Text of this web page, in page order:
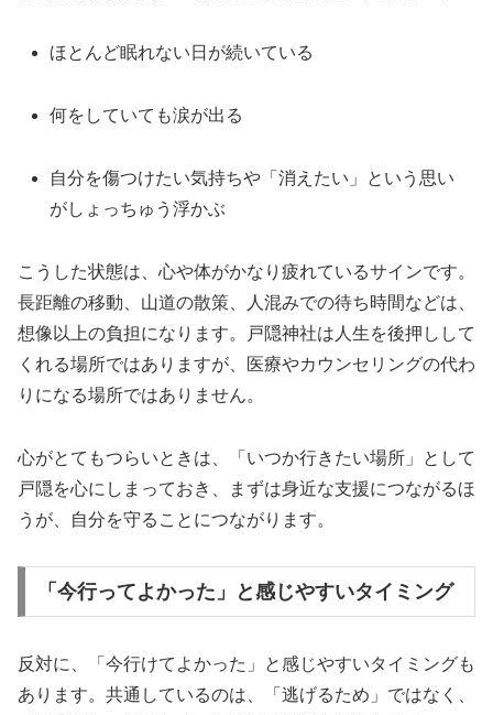
ほとんど眠れない日が続いている
何をしていても涙が出る
自分を傷つけたい気持ちや「消えたい」という思い
がしょっちゅう浮かぶ
こうした状態は、心や体がかなり疲れているサインです。
長距離の移動、山道の散策、人混みでの待ち時間などは、
想像以上の負担になります。戸隠神社は人生を後押しして
くれる場所ではありますが、医療やカウンセリングの代わ
りになる場所ではありません。
心がとてもつらいときは、「いつか行きたい場所」として
戸隠を心にしまっておき、まずは身近な支援につながるほ
うが、自分を守ることにつながります。
「今行ってよかった」と感じやすいタイミング
反対に、「今行けてよかった」と感じやすいタイミングも
あります。共通しているのは、「逃げるため」ではなく、